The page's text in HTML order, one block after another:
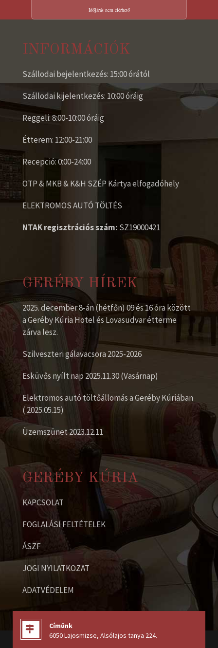
Időjárás nem elérhető
INFORMÁCIÓK
Szállodai bejelentkezés: 15:00 órától
Szállodai kijelentkezés: 10:00 óráig
Reggeli: 8:00-10:00 óráig
Étterem: 12:00-21:00
Recepció: 0:00-24:00
OTP & MKB & K&H SZÉP Kártya elfogadóhely
ELEKTROMOS AUTÓ TÖLTÉS
NTAK regisztrációs szám: SZ19000421
GERÉBY HÍREK
2025. december 8-án (hétfőn) 09 és 16 óra között
a Geréby Kúria Hotel és Lovasudvar étterme
zárva lesz.
Szilveszteri gálavacsora 2025-2026
Esküvős nyílt nap 2025.11.30 (Vasárnap)
Elektromos autó töltőállomás a Geréby Kúriában
( 2025.05.15)
Üzemszünet 2023.12.11
GERÉBY KÚRIA
KAPCSOLAT
FOGLALÁSI FELTÉTELEK
ÁSZF
JOGI NYILATKOZAT
ADATVÉDELEM
Címünk
6050 Lajosmizse, Alsólajos tanya 224.